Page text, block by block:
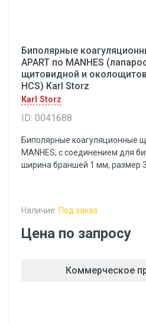
Биполярные
APART по MANHES
щитовидной и
HCS) Karl Storz
Karl Storz
ID: 0041688
Биполярные коагуляционные
MANHES, с соединением для
ширина браншей 1 мм, размер
Наличие: Под заказ
Цена по запросу
Коммерческое